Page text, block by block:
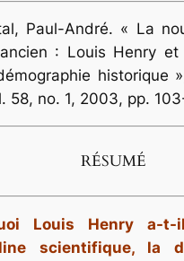
, Paul-André. « La
: Louis Henry et
historique
58, no. 1, 2003, pp.
RÉSUMÉ
Louis Henry a-
scientifique, la